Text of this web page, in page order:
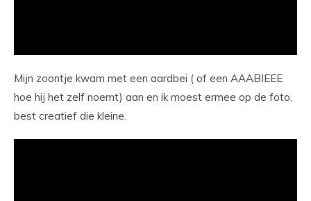
Mijn zoontje kwam met een aardbei ( of een AAABIEEE
hoe hij het zelf noemt) aan en ik moest ermee op de foto,
best creatief die kleine.